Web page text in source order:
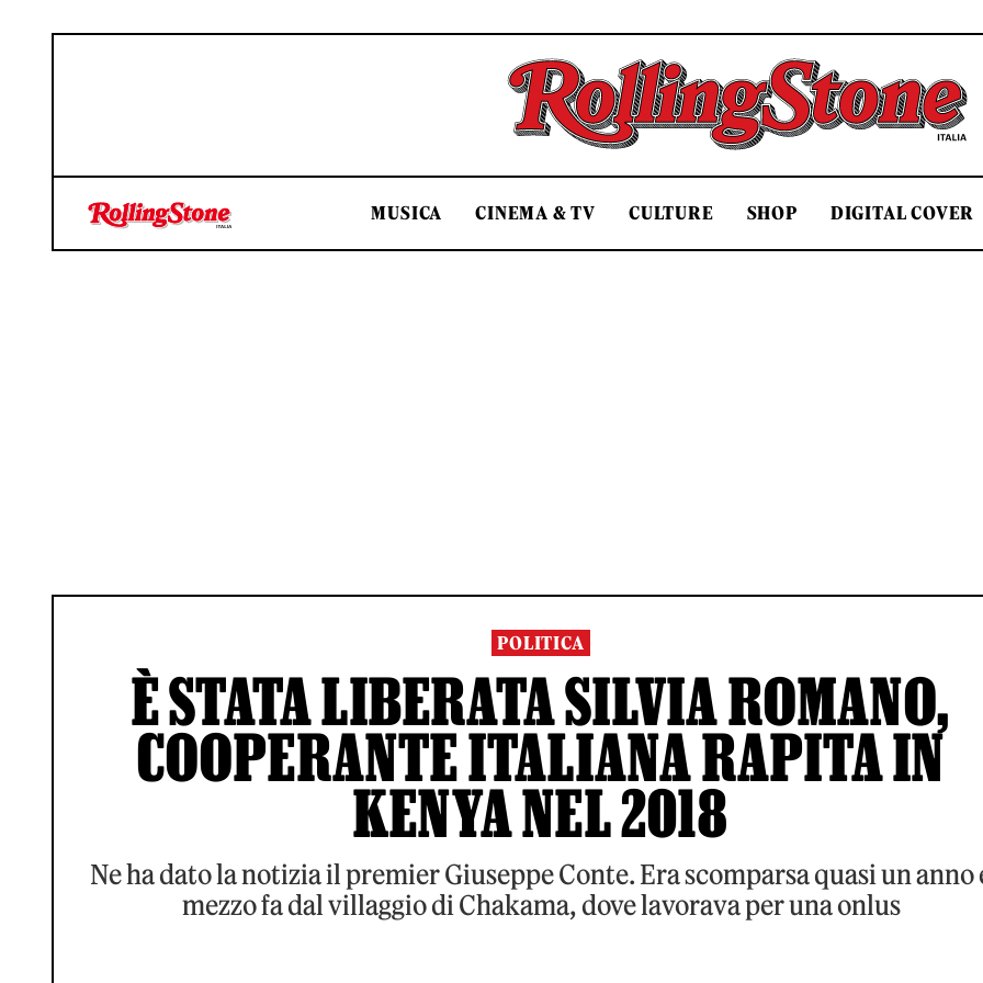
Rolling Stone Italia
MUSICA CINEMA & TV CULTURE SHOP DIGITAL COVER
POLITICA
È STATA LIBERATA SILVIA ROMANO,
COOPERANTE ITALIANA RAPITA IN
KENYA NEL 2018
Ne ha dato la notizia il premier Giuseppe Conte. Era scomparsa quasi un anno
mezzo fa dal villaggio di Chakama, dove lavorava per una onlus